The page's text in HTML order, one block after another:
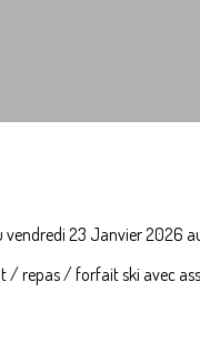
23 Janvier 2026
repas / forfait ski avec